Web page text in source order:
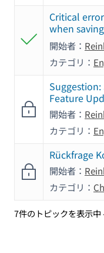
Critical
when
開始者：
カテゴリ：
Feature
開始者：
カテゴリ：
Rückfrage
開始者：
カテゴリ：
7件のトピックを表示中